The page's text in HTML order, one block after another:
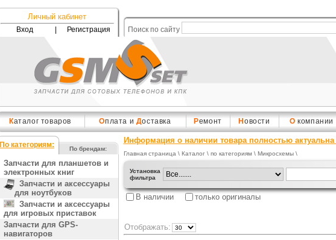
Личный кабинет
Вход Регистрация Поиск по сайту
Каталог товаров Оплата и Доставка Ремонт Н овости О компании
По категориям: По брендам:
Запчасти для планшетов и
электронных книг
Запчасти и аксессуары
для ноутбуков
Запчасти и аксессуары
для игровых приставок
Запчасти для GPS-
навигаторов
Информация о наличии товара полностью
Главная страница \ Каталог\ по категориям \ Микросхемы\
Установка
фильтра
В наличии только оригиналы
Отображать: